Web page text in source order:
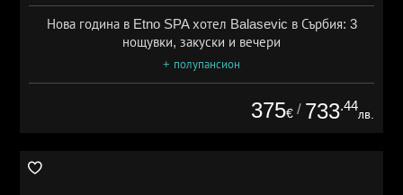
Нова година в Etno SPA хотел Balasevic в Сърбия: 3
нощувки, закуски и вечери
+ полупансион
375€ / 733.44
лв.